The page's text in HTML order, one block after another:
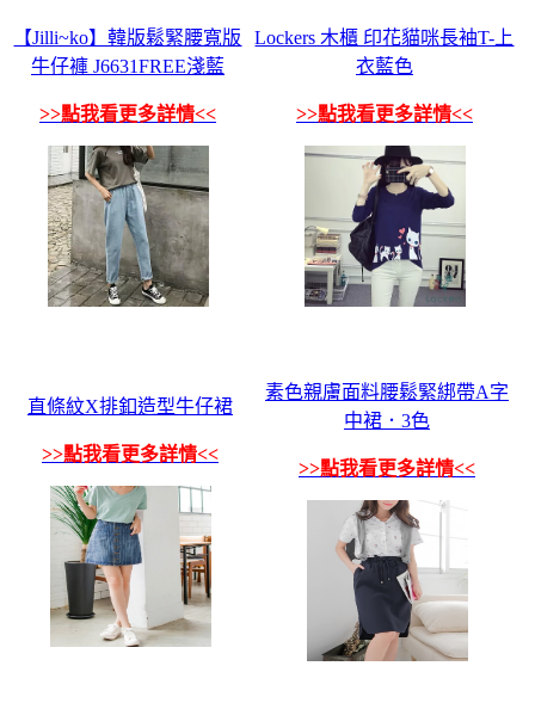
【Jilli~ko】韓版鬆緊腰寬版
牛仔褲 J6631FREE淺藍
>>點我看更多詳情<<
Lockers 木櫃 印花貓咪長袖T-上
衣藍色
>>點我看更多詳情<<
直條紋X排釦造型牛仔裙
>>點我看更多詳情<<
素色親膚面料腰鬆緊綁帶A字
中裙．3色
>>點我看更多詳情<<